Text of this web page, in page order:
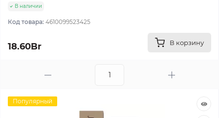
В наличии
Код товара: 4610099523425
18.60Br В корзину
Популярный